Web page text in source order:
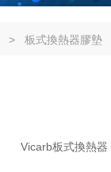
> 板式換熱器膠墊
Vicarb板式換熱器